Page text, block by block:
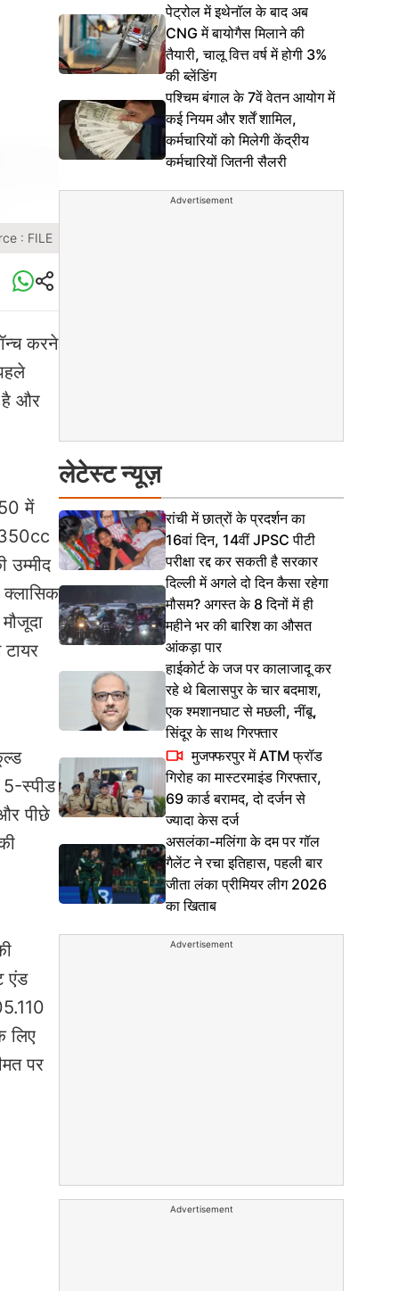
: FILE
करने
है और
में
क्लासिक
स्पीड
पीछे
एंड
लिए
पर
पेट्रोल में इथेनॉल के बाद अब
CNG में बायोगैस मिलाने की
तैयारी, चालू वित्त वर्ष में होगी 3%
की ब्लेंडिंग
पश्चिम बंगाल के 7वें वेतन आयोग में
कई नियम और शर्तें शामिल,
कर्मचारियों को मिलेगी केंद्रीय
कर्मचारियों जितनी सैलरी
Advertisement
लेटेस्ट न्यूज़
रांची में छात्रों के प्रदर्शन का
16वां दिन, 14वीं JPSC पीटी
परीक्षा रद्द कर सकती है सरकार
दिल्ली में अगले दो दिन कैसा रहेगा
मौसम? अगस्त के 8 दिनों में ही
महीने भर की बारिश का औसत
आंकड़ा पार
हाईकोर्ट के जज पर कालाजादू कर
रहे थे बिलासपुर के चार बदमाश,
एक श्मशानघाट से मछली, नींबू,
सिंदूर के साथ गिरफ्तार
मुजफ्फरपुर में ATM फ्रॉड
गिरोह का मास्टरमाइंड गिरफ्तार,
69 कार्ड बरामद, दो दर्जन से
ज्यादा केस दर्ज
असलंका-मलिंगा के दम पर गॉल
गैलेंट ने रचा इतिहास, पहली बार
जीता लंका प्रीमियर लीग 2026
का खिताब
Advertisement
Advertisement